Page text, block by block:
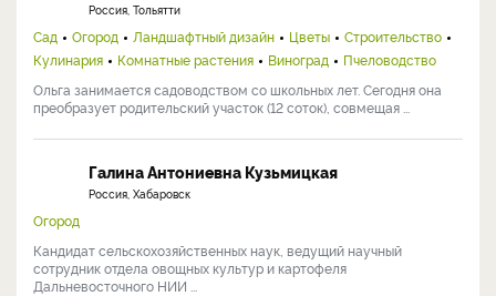
Россия, Тольятти
Сад Огород Ландшафтный дизайн Цветы
Строительство
Кулинария
Комнатные растения Виноград
Пчеловодство
Ольга занимается садоводством со школьных лет. Сегодня она
преобразует родительский участок (12 соток), совмещая ...
Галина Антониевна Кузьмицкая
Россия, Хабаровск
Огород
Кандидат сельскохозяйственных наук, ведущий научный
сотрудник отдела овощных культур и картофеля
Дальневосточного НИИ ...